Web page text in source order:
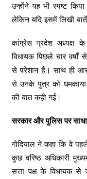
उन्होंने यह भी स्पष्ट
लेकिन यदि इसमें लिखी
कांग्रेस प्रदेश अध्यक्ष
विधायक पिछले चार वर्षों
से परेशान हैं। साथ ही
से उनके पुत्र को
की बात कही गई।
सरकार और पुलिस पर साधा
गोदियाल ने कहा कि वे
कुछ वरिष्ठ अधिकारी
सत्ता पक्ष के विधायक